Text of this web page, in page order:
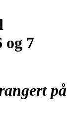
7
på